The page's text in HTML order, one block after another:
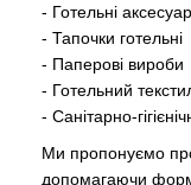
- Готельні
- Тапочки готельні
- Паперові вироби
- Готельний
- Санітарно-
Ми пропонуємо
допомагаючи